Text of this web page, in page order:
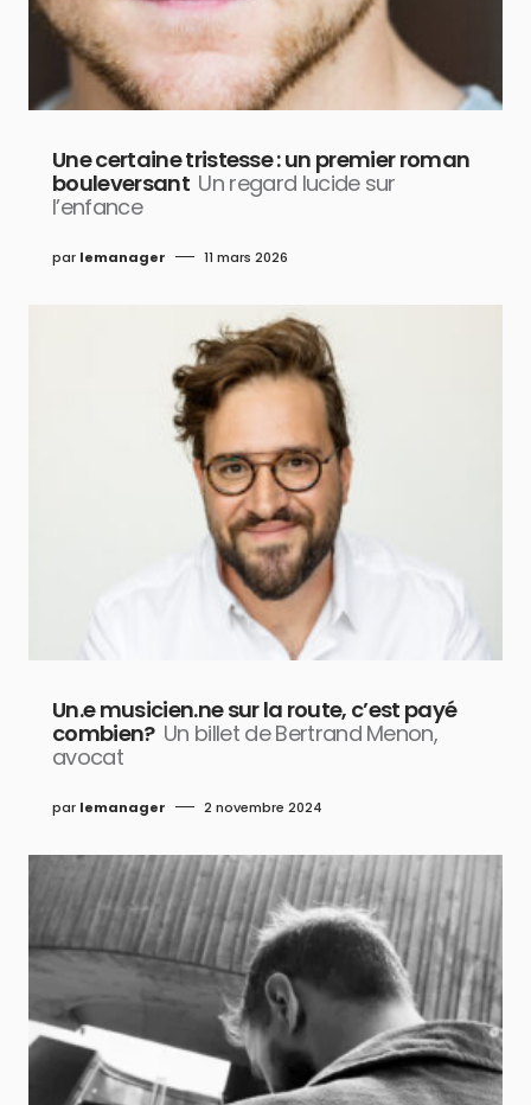
Une certaine tristesse : un premier roman
bouleversant Un regard lucide sur
l’enfance
par lemanager 11 mars 2026
Un.e musicien.ne sur la route, c’est payé
combien? Un billet de Bertrand Menon,
avocat
par lemanager 2 novembre 2024